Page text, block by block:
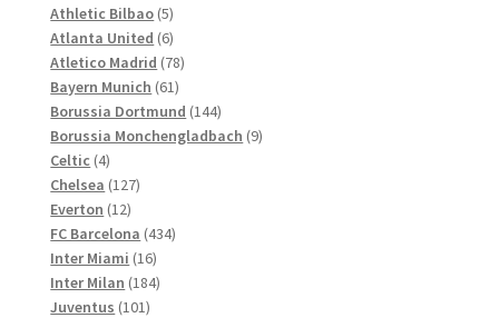
Produkte
Athletic Bilbao 55
Produkte
Atlanta United 66
Produkte
Atletico Madrid 7878
Bayern Munich 6161
Produkte
Borussia Dortmund 144144
Produkte
Borussia Monchengladbach 99
Celtic 44
Produkte
Chelsea 127127
Everton 1212
Produkte
FC Barcelona 434434
Inter Miami 1616
Produkte
Inter Milan 184184
Juventus 101101